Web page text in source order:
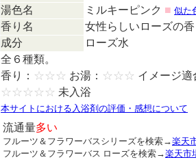
湯色名
ミルキーピンク ■ 似た
香り名
女性らしいローズの
成分
ローズ水
全６種類。
香り： ☆☆☆ お湯： ☆☆☆ イメージ適
☆☆☆☆☆ 未入浴
本サイトにおける入浴剤の評価・感想について
流通量多い
フルーツ＆フラワーバスシリーズを検索→楽天
フルーツ＆フラワーバス ローズを検索→楽天市